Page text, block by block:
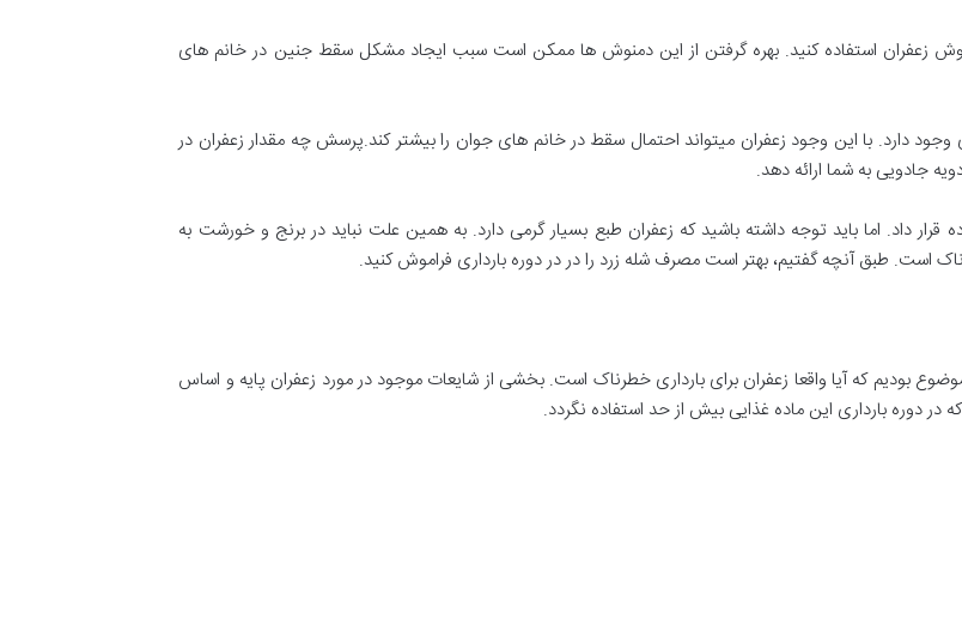
زعفران استفاده کنید. بهره گرفتن از این دمنوش ها ممکن است سبب ایجاد مشکل سقط جنین در خانم های
دارد. با این وجود زعفران میتواند احتمال سقط در خانم های جوان را بیشتر کند.پرسش چه مقدار زعفران در
جادویی به شما ارائه دهد.
قرار داد. اما باید توجه داشته باشید که زعفران طبع بسیار گرمی دارد. به همین علت نباید در برنج و خورشت به
است. طبق آنچه گفتیم، بهتر است مصرف شله زرد را در در دوره بارداری فراموش کنید.
بودیم که آیا واقعا زعفران برای بارداری خطرناک است. بخشی از شایعات موجود در مورد زعفران پایه و اساس
دوره بارداری این ماده غذایی بیش از حد استفاده نگردد.